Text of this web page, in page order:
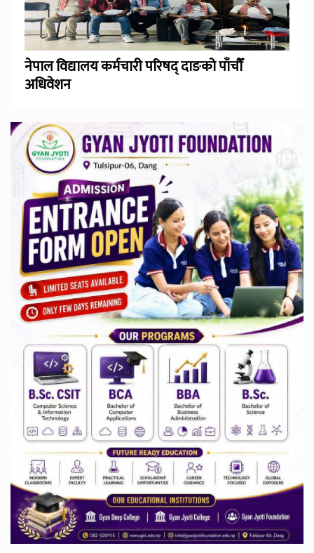
नेपाल विद्यालय कर्मचारी परिषद् दाङको पाँचौँ
अधिवेशन